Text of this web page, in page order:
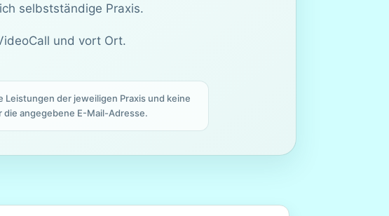
selbstständige Praxis.
und vort Ort.
der jeweiligen Praxis und keine
angegebene E-Mail-Adresse.